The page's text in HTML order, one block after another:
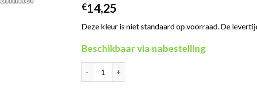
€14,25
Deze kleur is niet standaard op voorraad. De
Beschikbaar via nabestelling